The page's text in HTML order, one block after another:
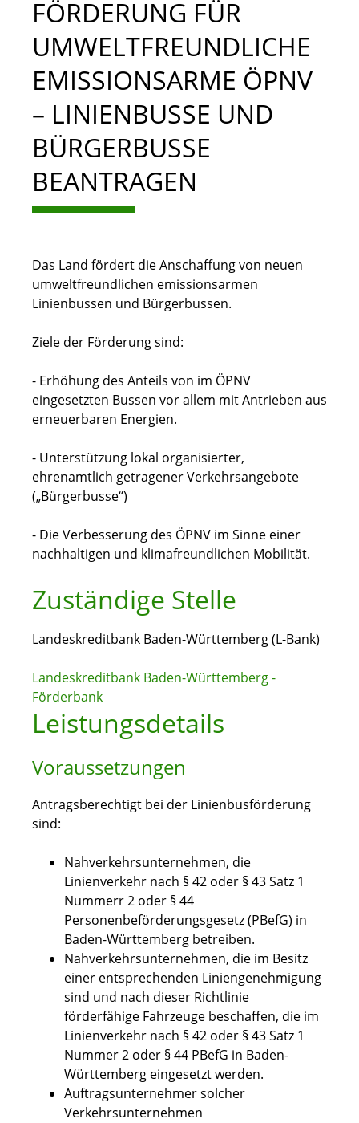
FÖRDERUNG FÜR
UMWELTFREUNDLICHE
EMISSIONSARME ÖPNV
– LINIENBUSSE UND
BÜRGERBUSSE
BEANTRAGEN
Das Land fördert dieAnschaffungvon neuen
umweltfreundlichen emissionsarmen
Linienbussen und Bürgerbussen.
Ziele der Förderung sind:
- Erhöhung des Anteils von im ÖPNV
eingesetzten Bussen vor allem mit Antrieben aus
erneuerbaren Energien.
- Unterstützung lokal organisierter,
ehrenamtlich getragener Verkehrsangebote
(„Bürgerbusse“)
- Die Verbesserung des ÖPNV im Sinne einer
nachhaltigen und klimafreundlichen Mobilität.
Zuständige Stelle
Landeskreditbank Baden-Württemberg (L-Bank)
Landeskreditbank Baden-Württemberg -
Förderbank
Leistungsdetails
Voraussetzungen
Antragsberechtigt bei der Linienbusförderung
sind:
Nahverkehrsunternehmen, die
Linienverkehr nach § 42 oder § 43 Satz 1
Nummerr 2 oder § 44
Personenbeförderungsgesetz (PBefG) in
Baden-Württemberg betreiben.
Nahverkehrsunternehmen, die im Besitz
einer entsprechenden Liniengenehmigung
sind und nach dieser Richtlinie
förderfähige Fahrzeuge beschaffen, die im
Linienverkehr nach § 42 oder § 43 Satz 1
Nummer 2 oder § 44 PBefG in Baden-
Württemberg eingesetzt werden.
Auftragsunternehmer solcher
Verkehrsunternehmen